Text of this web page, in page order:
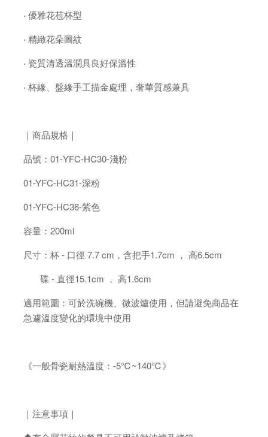
‧ 優雅花苞杯型
‧ 精緻花朵圖紋
‧ 瓷質清透溫潤具良好保溫性
‧ 杯緣、盤緣手工描金處理，奢華質感兼具
｜商品規格｜
品號：01-YFC-HC30-淺粉
01-YFC-HC31-深粉
01-YFC-HC36-紫色
容量：200ml
尺寸：杯 - 口徑 7.7 cm，含把手1.7cm ， 高6.5cm
碟 - 直徑15.1cm ， 高1.6cm
適用範圍：可於洗碗機、微波爐使用，但請避免商品在
急遽溫度變化的環境中使用
《一般骨瓷耐熱溫度：-5℃~140℃》
｜注意事項｜